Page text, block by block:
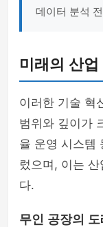
데이터 분석
미래의 산
이러한 기술 혁
범위와 깊이가
율 운영 시스템
렀으며, 이는
다.
무인 공장의 도